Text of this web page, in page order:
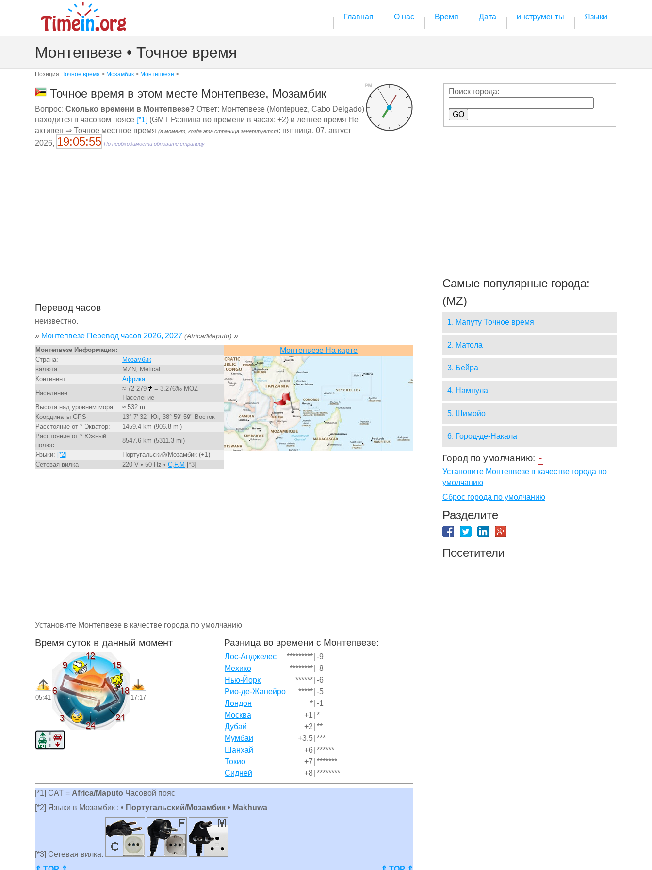
Главная О нас Время Дата инструменты Языки
Монтепвезе • Точное время
Позиция: Точное время > Мозамбик > Монтепвезе >
PM
Точное время в этом месте Монтепвезе, Мозамбик
Вопрос: Сколько времени в Монтепвезе? Ответ: Монтепвезе (Montepuez, Cabo Delgado)
находится в часовом поясе [*1] (GMT Разница во времени в часах: +2) и летнее время Не
активен ⇒ Точное местное время (в момент, когда эта страница генерируется): пятница, 07. август
2026, 19:05:56 По необходимости обновите страницу
Перевод часов
неизвестно.
» Монтепвезе Перевод часов 2026, 2027 (Africa/Maputo) »
Монтепвезе Информация:
Страна:
Мозамбик
валюта:
MZN, Metical
Континент:
Африка
Население:
≈ 72 279
= 3.276‰ MOZ
Население
Высота над уровнем моря:
≈ 532 m
Координаты GPS
13° 7' 32" Юг, 38° 59' 59" Восток
Расстояние от * Экватор:
1459.4 km (906.8 mi)
Расстояние от * Южный
полюс:
8547.6 km (5311.3 mi)
Языки: [*2]
Португальский/Мозамбик (+1)
Сетевая вилка
220 V • 50 Hz • C,F,M [*3]
Монтепвезе На карте
Установите Монтепвезе в качестве города по умолчанию
Время суток в данный момент
05:41 17:17
Разница во времени с Монтепвезе:
Лос-Анджелес ********* -9
Мехико
******** -8
Нью-Йорк
****** -6
Рио-де-Жанейро
***** -5
Лондон
* -1
Москва
+1 *
Дубай
+2 **
Мумбаи
+3.5 ***
Шанхай
+6 ******
Токио
+7 *******
Сидней
+8 ********
[*1] CAT = Africa/Maputo Часовой пояс
[*2] Языки в Мозамбик : • Португальский/Мозамбик • Makhuwa
[*3] Сетевая вилка:
Поиск города:
Самые популярные города:
(MZ)
1. Мапуту Точное время
2. Матола
3. Бейра
4. Нампула
5. Шимойо
6. Город-де-Накала
Город по умолчанию: -
Установите Монтепвезе в качестве города по
умолчанию
Сброс города по умолчанию
Разделите
Посетители